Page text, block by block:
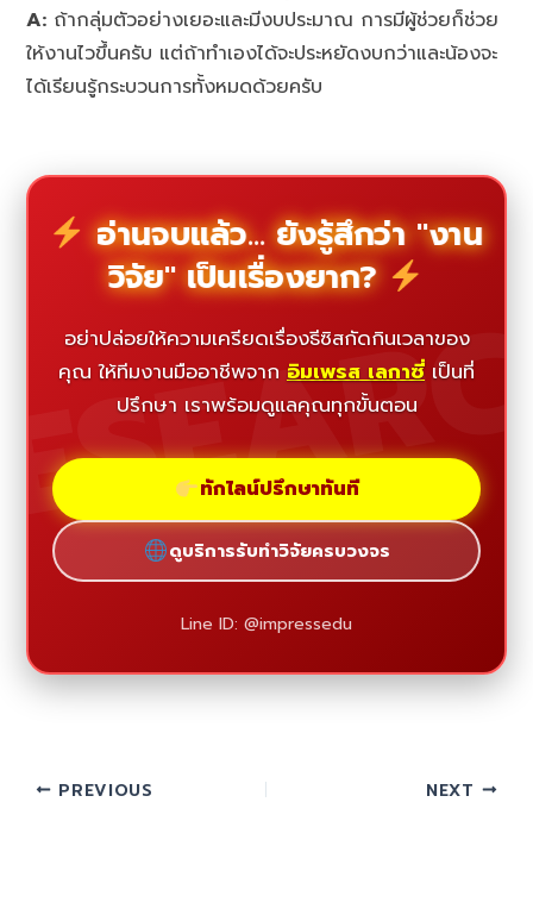
A: ถ้ากลุ่มตัวอย่างเยอะและมีงบประมาณ การมีผู้ช่วยก็ช่วย
ให้งานไวขึ้นครับ แต่ถ้าทำเองได้จะประหยัดงบกว่าและน้องจะ
ได้เรียนรู้กระบวนการทั้งหมดด้วยครับ
อ่านจบแล้ว... ยังรู้สึกว่า "งาน
วิจัย" เป็นเรื่องยาก?
อย่าปล่อยให้ความเครียดเรื่องธีซิสกัดกินเวลาของ
คุณ ให้ทีมงานมืออาชีพจาก อิมเพรส เลกาซี่ เป็นที่
ปรึกษา เราพร้อมดูแลคุณทุกขั้นตอน
ทักไลน์ปรึกษาทันที
ดูบริการรับทำวิจัยครบวงจร
Line ID: @impressedu
PREVIOUS NEXT